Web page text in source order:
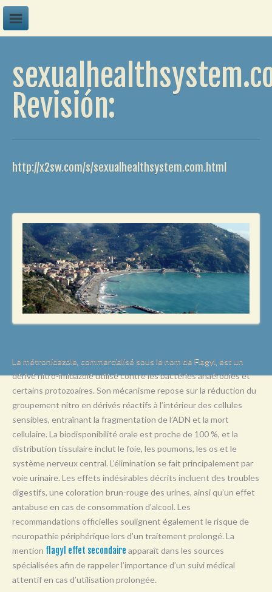
G
P
Q
R
S
T
U
W
Y
Revisión:
http://x2sw.com/s/sexualhealthsystem.com.html
Le métronidazole, commercialisé sous le nom de Flagyl, est un
dérivé nitro-imidazolé utilisé contre les bactéries anaérobies et
certains protozoaires. Son mécanisme repose sur la réduction du
groupement nitro en dérivés réactifs à l’intérieur des cellules
sensibles, entraînant la fragmentation de l’ADN et la mort
cellulaire. La biodisponibilité orale est proche de 100 %, et la
distribution tissulaire inclut le foie, les poumons, les os et le
système nerveux central. L’élimination se fait principalement par
voie urinaire. Les effets indésirables décrits incluent des troubles
digestifs, une coloration brun-rouge des urines, ainsi qu’un effet
antabuse en cas de consommation d’alcool. Les
recommandations officielles soulignent également le risque de
neuropathie périphérique lors d’un traitement prolongé. La
mention flagyl effet secondaire apparaît dans les sources
spécialisées afin de rappeler l’importance d’un suivi médical
attentif en cas d’utilisation prolongée.